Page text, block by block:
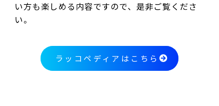
い方も楽しめる内容ですので、是非ご覧くださ
い。
ラッコペディアはこちら